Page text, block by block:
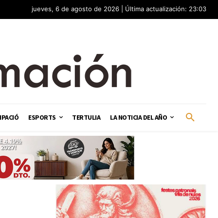
jueves, 6 de agosto de 2026 | Última actualización: 23:03
ESPORTS TERTULIA LA NOTICIA DEL AÑO